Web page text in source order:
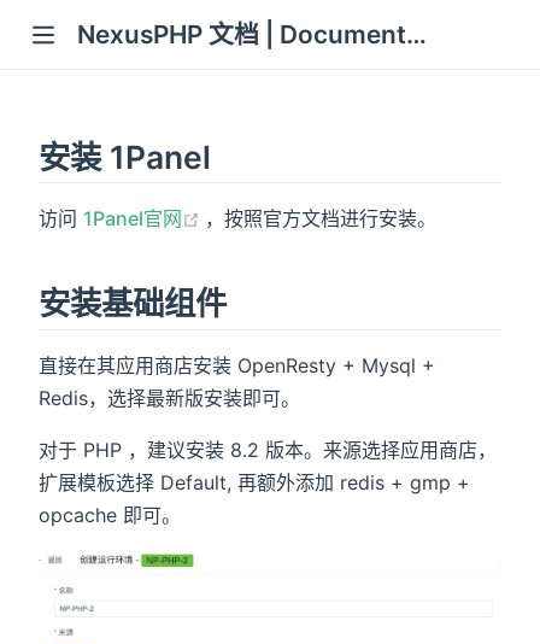
NexusPHP 文档 | Documentation
安装 1Panel
访问 1Panel官网 (opens new window)
，按照官方文档进行安装。
安装基础组件
直接在其应用商店安装 OpenResty + Mysql +
Redis，选择最新版安装即可。
对于 PHP ，建议安装 8.2 版本。来源选择应用商店，
扩展模板选择 Default, 再额外添加 redis + gmp +
opcache 即可。